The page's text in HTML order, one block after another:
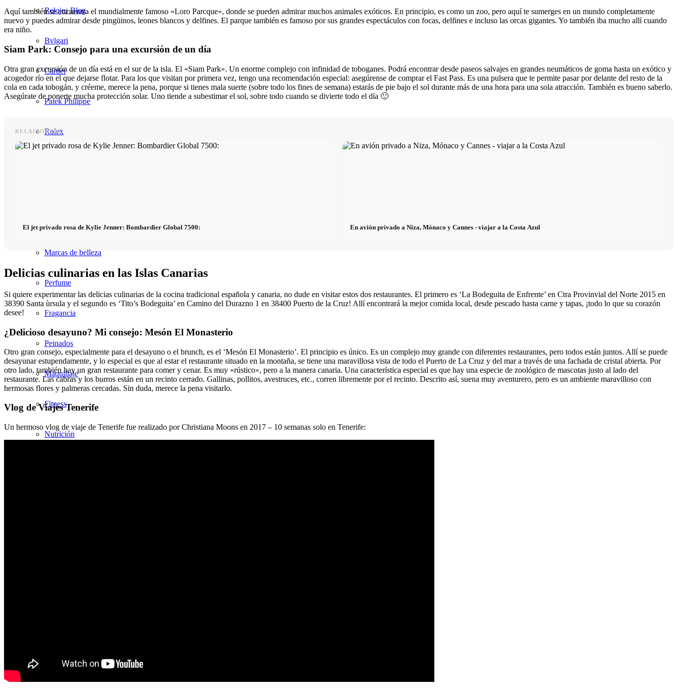
Relojes Blog
Bvlgari
Cartier
Patek Philippe
Rolex
Marcas de belleza
Perfume
Fragancia
Peinados
Maquillaje
Fitness
Nutrición
Aquí también se encuentra el mundialmente famoso «Loro Parcque», donde se pueden admirar muchos animales exóticos. En principio, es como un zoo, pero aquí te sumerges en un mundo completamente
nuevo y puedes admirar desde pingüinos, leones blancos y delfines. El parque también es famoso por sus grandes espectáculos con focas, delfines e incluso las orcas gigantes. Yo también iba mucho allí cuando
era niño.
Siam Park: Consejo para una excursión de un día
Otra gran excursión de un día está en el sur de la isla. El «Siam Park». Un enorme complejo con infinidad de toboganes. Podrá encontrar desde paseos salvajes en grandes neumáticos de goma hasta un exótico y
acogedor río en el que dejarse flotar. Para los que visitan por primera vez, tengo una recomendación especial: asegúrense de comprar el Fast Pass. Es una pulsera que te permite pasar por delante del resto de la
cola en cada tobogán, y créeme, merece la pena, porque si tienes mala suerte (sobre todo los fines de semana) estarás de pie bajo el sol durante más de una hora para una sola atracción. También es bueno saberlo.
Asegúrate de ponerte mucha protección solar. Uno tiende a subestimar el sol, sobre todo cuando se divierte todo el día 🙂
RELACIONADO
El jet privado rosa de Kylie Jenner: Bombardier Global 7500: En avión privado a Niza, Mónaco y Cannes - viajar a la Costa Azul
Delicias culinarias en las Islas Canarias
Si quiere experimentar las delicias culinarias de la cocina tradicional española y canaria, no dude en visitar estos dos restaurantes. El primero es ‘La Bodeguita de Enfrente’ en Ctra Provinvial del Norte 2015 en
38390 Santa ùrsula y el segundo es ‘Tito’s Bodeguita’ en Camino del Durazno 1 en 38400 Puerto de la Cruz! Allí encontrará la mejor comida local, desde pescado hasta carne y tapas, ¡todo lo que su corazón
desee!
¿Delicioso desayuno? Mi consejo: Mesón El Monasterio
Otro gran consejo, especialmente para el desayuno o el brunch, es el ‘Mesón El Monasterio’. El principio es único. Es un complejo muy grande con diferentes restaurantes, pero todos están juntos. Allí se puede
desayunar estupendamente, y lo especial es que al estar el restaurante situado en la montaña, se tiene una maravillosa vista de todo el Puerto de La Cruz y del mar a través de una fachada de cristal abierta. Por
otro lado, también hay un gran restaurante para comer y cenar. Es muy «rústico», pero a la manera canaria. Una característica especial es que hay una especie de zoológico de mascotas justo al lado del
restaurante. Las cabras y los burros están en un recinto cerrado. Gallinas, pollitos, avestruces, etc., corren libremente por el recinto. Descrito así, suena muy aventurero, pero es un ambiente maravilloso con
hermosas flores y palmeras cercadas. Sin duda, merece la pena visitarlo.
Vlog de Viajes Tenerife
Un hermoso vlog de viaje de Tenerife fue realizado por Christiana Moons en 2017 – 10 semanas solo en Tenerife: